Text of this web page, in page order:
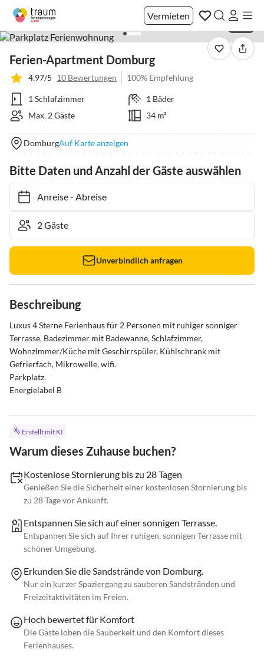
Vermieten
Ferien-Apartment Domburg
4.97/5 10 Bewertungen 100% Empfehlung
1 Schlafzimmer
1 Bäder
Max. 2 Gäste
34 m²
DomburgAuf Karte anzeigen
Bitte Daten und Anzahl der Gäste auswählen
Anreise- Abreise
Unverbindlich anfragen
Beschreibung
Luxus 4 Sterne Ferienhaus für 2 Personen mit ruhiger sonniger
Terrasse, Badezimmer mit Badewanne, Schlafzimmer,
Wohnzimmer/Küche mit Geschirrspüler, Kühlschrank mit
Gefrierfach, Mikrowelle, wifi.
Parkplatz.
Energielabel B
Erstellt mit KI
Warum dieses Zuhause buchen?
Kostenlose Stornierung bis zu 28 Tagen
Genießen Sie die Sicherheit einer kostenlosen Stornierung bis
zu 28 Tage vor Ankunft.
Entspannen Sie sich auf einer sonnigen Terrasse.
Entspannen Sie sich auf Ihrer ruhigen, sonnigen Terrasse mit
schöner Umgebung.
Erkunden Sie die Sandstrände von Domburg.
Nur ein kurzer Spaziergang zu sauberen Sandstränden und
Freizeitaktivitäten im Freien.
Hoch bewertet für Komfort
Die Gäste loben die Sauberkeit und den Komfort dieses
Ferienhauses.